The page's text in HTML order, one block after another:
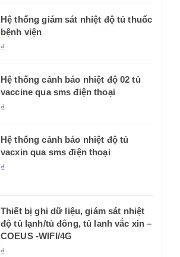
Hệ thống giám sát nhiệt độ tủ thuốc
bệnh viện
₫
Hệ thống cảnh báo nhiệt độ 02 tủ
vaccine qua sms điện thoại
₫
Hệ thống cảnh báo nhiệt độ tủ
vacxin qua sms điện thoại
₫
Thiết bị ghi dữ liệu, giám sát nhiệt
độ tủ lạnh/tủ đông, tủ lanh vắc xin –
COEUS -WIFI/4G
₫